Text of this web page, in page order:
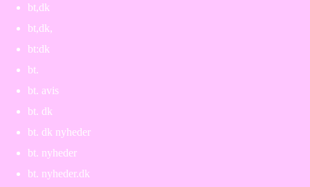
bt,dk
bt,dk,
bt:dk
bt.
bt. avis
bt. dk
bt. dk nyheder
bt. nyheder
bt. nyheder.dk